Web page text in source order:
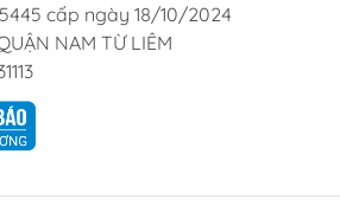
cấp ngày 18/10/2024
NAM TỪ LIÊM